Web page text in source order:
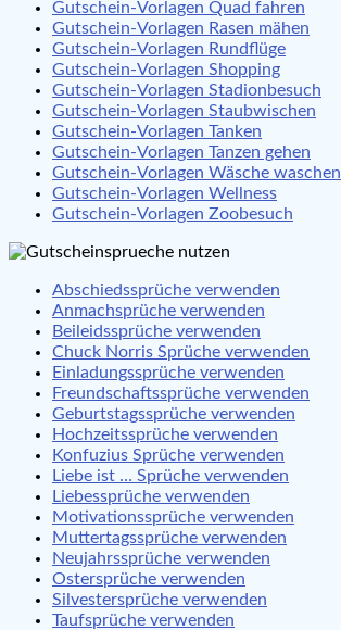
Gutschein-Vorlagen Quad fahren
Gutschein-Vorlagen Rasen mähen
Gutschein-Vorlagen Rundflüge
Gutschein-Vorlagen Shopping
Gutschein-Vorlagen Stadionbesuch
Gutschein-Vorlagen Staubwischen
Gutschein-Vorlagen Tanken
Gutschein-Vorlagen Tanzen gehen
Gutschein-Vorlagen Wäsche waschen
Gutschein-Vorlagen Wellness
Gutschein-Vorlagen Zoobesuch
Abschiedssprüche verwenden
Anmachsprüche verwenden
Beileidssprüche verwenden
Chuck Norris Sprüche verwenden
Einladungssprüche verwenden
Freundschaftssprüche verwenden
Geburtstagssprüche verwenden
Hochzeitssprüche verwenden
Konfuzius Sprüche verwenden
Liebe ist … Sprüche verwenden
Liebessprüche verwenden
Motivationssprüche verwenden
Muttertagssprüche verwenden
Neujahrssprüche verwenden
Ostersprüche verwenden
Silvestersprüche verwenden
Taufsprüche verwenden